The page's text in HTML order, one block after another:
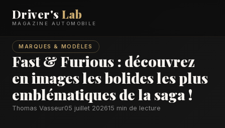
Driver'sLab
MAGAZINE AUTOMOBILE
MARQUES & MODÈLES
Fast & Furious : découvrez
en images les bolides les plus
emblématiques de la saga !
Thomas Vasseur05 juillet 202615 min de lecture